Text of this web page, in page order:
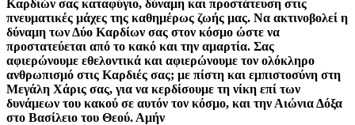
Καρδιών σας καταφύγιο, δύναμη και προστάτευση στις
πνευματικές μάχες της καθημέρως ζωής μας. Να ακτινοβολεί η
δύναμη των Δύο Καρδίων σας στον κόσμο ώστε να
προστατεύεται από το κακό και την αμαρτία. Σας
αφιερώνουμε εθελοντικά και αφιερώνουμε τον ολόκληρο
ανθρωπισμό στις Καρδιές σας; με πίστη και εμπιστοσύνη στη
Μεγάλη Χάρις σας, για να κερδίσουμε τη νίκη επί των
δυνάμεων του κακού σε αυτόν τον κόσμο, και την Αιώνια Δόξα
στο Βασίλειο του Θεού. Αμήν